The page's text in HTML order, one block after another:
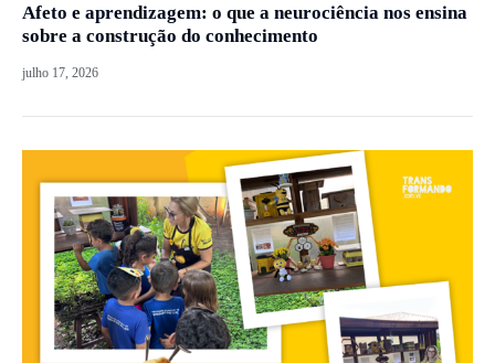
Afeto e aprendizagem: o que a neurociência nos ensina
sobre a construção do conhecimento
julho 17, 2026